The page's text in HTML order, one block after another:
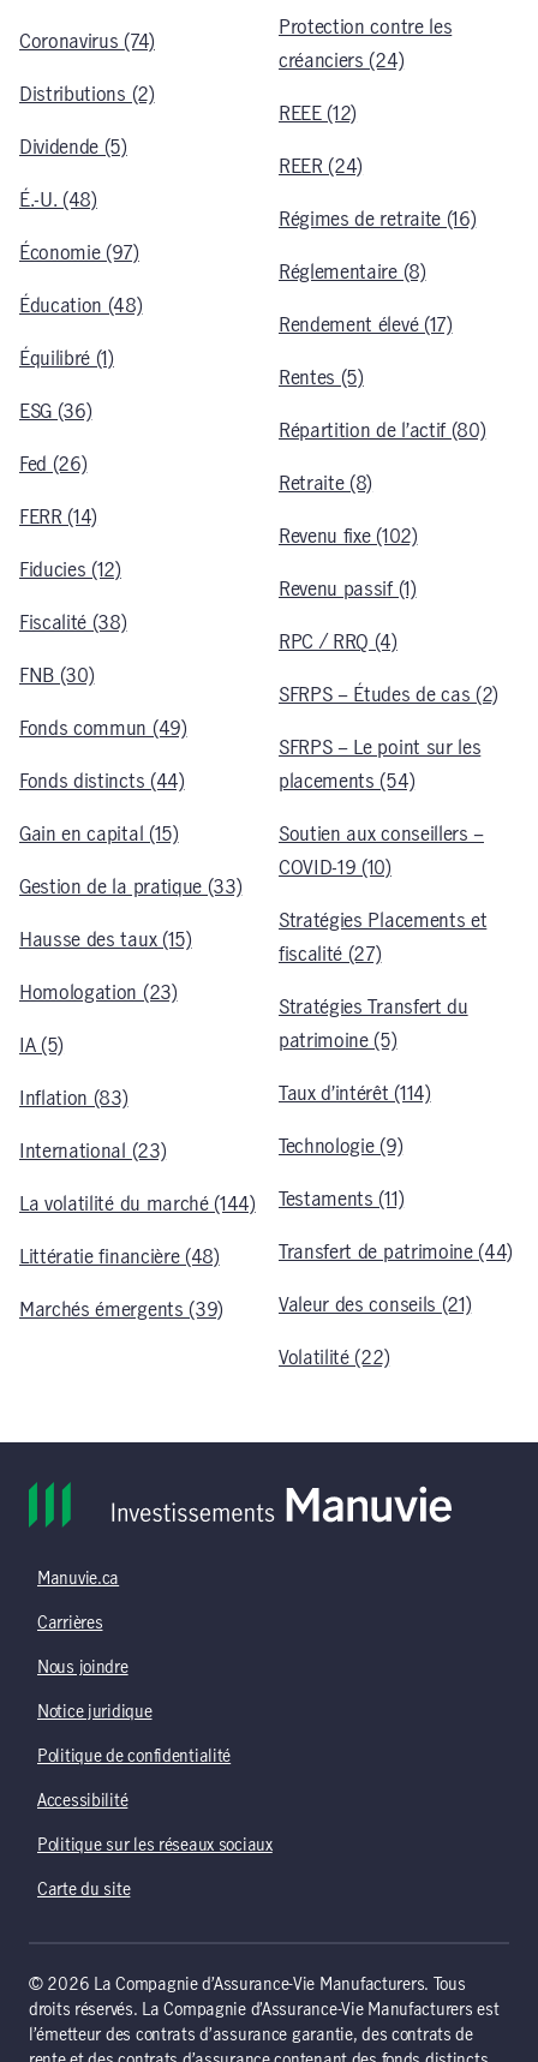
Coronavirus (74)
Distributions (2)
Dividende (5)
É.-U. (48)
Économie (97)
Éducation (48)
Équilibré (1)
ESG (36)
Fed (26)
FERR (14)
Fiducies (12)
Fiscalité (38)
FNB (30)
Fonds commun (49)
Fonds distincts (44)
Gain en capital (15)
Gestion de la pratique (33)
Hausse des taux (15)
Homologation (23)
IA (5)
Inflation (83)
International (23)
La volatilité du marché (144)
Littératie financière (48)
Marchés émergents (39)
Protection contre les
créanciers (24)
REEE (12)
REER (24)
Régimes de retraite (16)
Réglementaire (8)
Rendement élevé (17)
Rentes (5)
Répartition de l’actif (80)
Retraite (8)
Revenu fixe (102)
Revenu passif (1)
RPC / RRQ (4)
SFRPS – Études de cas (2)
SFRPS – Le point sur les
placements (54)
Soutien aux conseillers –
COVID-19 (10)
Stratégies Placements et
fiscalité (27)
Stratégies Transfert du
patrimoine (5)
Taux d’intérêt (114)
Technologie (9)
Testaments (11)
Transfert de patrimoine (44)
Valeur des conseils (21)
Volatilité (22)
Manuvie.ca
Carrières
Nous joindre
Notice juridique
Politique de confidentialité
Accessibilité
Politique sur les réseaux sociaux
Carte du site
© 2026 La Compagnie d’Assurance-Vie Manufacturers. Tous
droits réservés. La Compagnie d’Assurance-Vie Manufacturers est
l’émetteur des contrats d’assurance garantie, des contrats de